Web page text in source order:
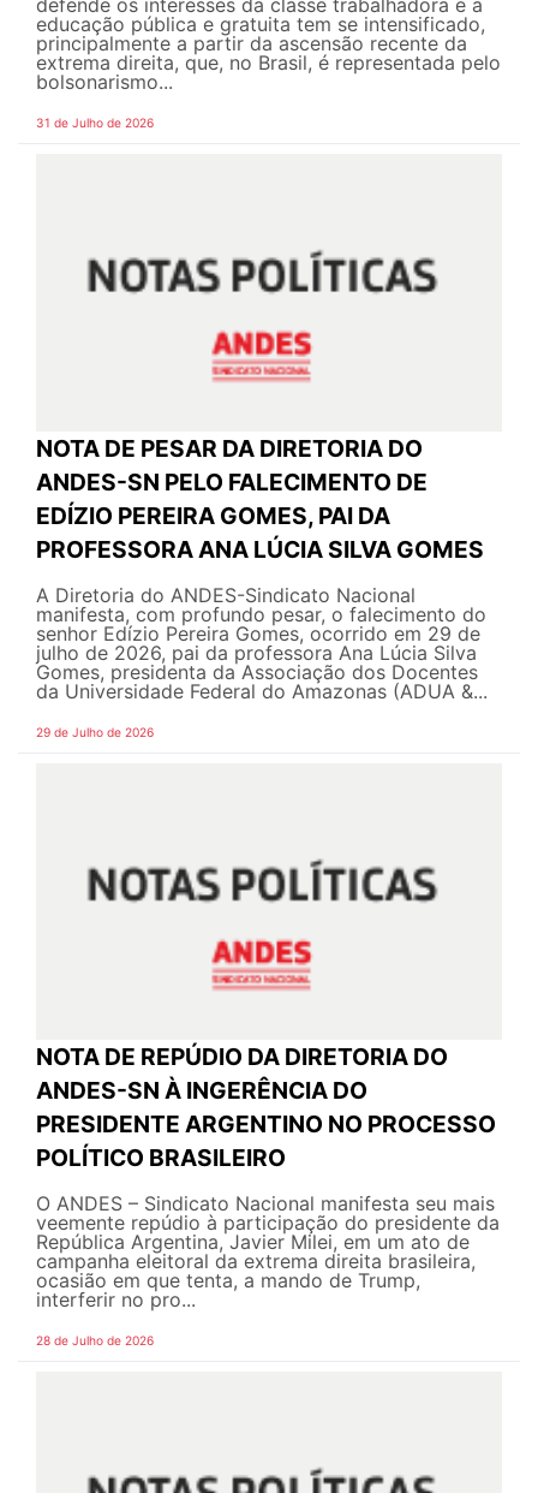
defende os interesses da classe trabalhadora e a
educação pública e gratuita tem se intensificado,
principalmente a partir da ascensão recente da
extrema direita, que, no Brasil, é representada pelo
bolsonarismo...
31 de Julho de 2026
NOTA DE PESAR DA DIRETORIA DO
ANDES-SN PELO FALECIMENTO DE
EDÍZIO PEREIRA GOMES, PAI DA
PROFESSORA ANA LÚCIA SILVA GOMES
A Diretoria do ANDES-Sindicato Nacional
manifesta, com profundo pesar, o falecimento do
senhor Edízio Pereira Gomes, ocorrido em 29 de
julho de 2026, pai da professora Ana Lúcia Silva
Gomes, presidenta da Associação dos Docentes
da Universidade Federal do Amazonas (ADUA &...
29 de Julho de 2026
NOTA DE REPÚDIO DA DIRETORIA DO
ANDES-SN À INGERÊNCIA DO
PRESIDENTE ARGENTINO NO PROCESSO
POLÍTICO BRASILEIRO
O ANDES – Sindicato Nacional manifesta seu mais
veemente repúdio à participação do presidente da
República Argentina, Javier Milei, em um ato de
campanha eleitoral da extrema direita brasileira,
ocasião em que tenta, a mando de Trump,
interferir no pro...
28 de Julho de 2026